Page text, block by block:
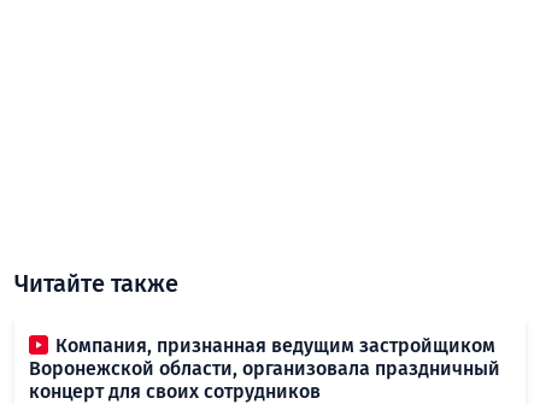
Читайте также
Компания, признанная ведущим застройщиком
Воронежской области, организовала праздничный
концерт для своих сотрудников